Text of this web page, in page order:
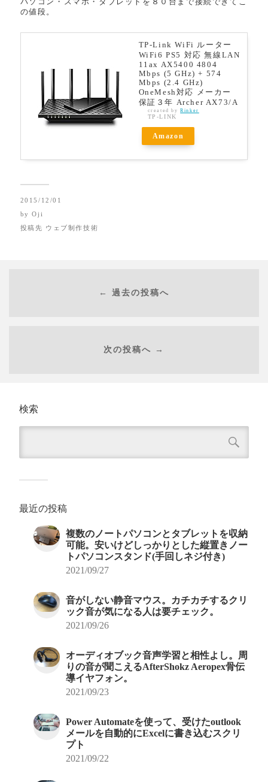
の値段。
TP-Link WiFi ルーター
WiFi6 PS5 対応 無線LAN
11ax AX5400 4804
Mbps (5 GHz) + 574
Mbps (2.4 GHz)
OneMesh対応 メーカー
保証３年 Archer AX73/A
created byRinker
TP-LINK
Amazon
2015/12/01
byOji
投稿先 ウェブ制作技術
← 過去の投稿へ
次の投稿へ →
検索
最近の投稿
複数のノートパソコンとタブレットを収納
可能。安いけどしっかりとした縦置きノー
トパソコンスタンド(手回しネジ付き)
2021/09/27
音がしない静音マウス。カチカチするクリ
ック音が気になる人は要チェック。
2021/09/26
オーディオブック音声学習と相性よし。周
りの音が聞こえるAfterShokz Aeropex骨伝
導イヤフォン。
2021/09/23
Power Automateを使って、受けたoutlook
メールを自動的にExcelに書き込むスクリ
プト
2021/09/22